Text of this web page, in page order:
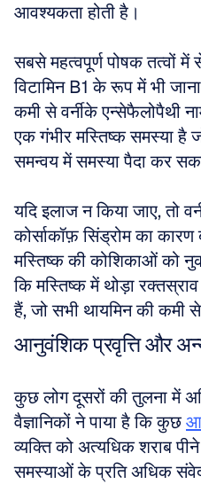
आवश्यकता होती है।
सबसे महत्वपूर्ण पोषक तत्वों
विटामिन B1 के रूप में भी
कमी से वर्नीके एन्सेफैलोपैथी
एक गंभीर मस्तिष्क समस्या
समन्वय में समस्या पैदा कर
यदि इलाज न किया जाए, तो
कोर्साकॉफ़ सिंड्रोम का
मस्तिष्क की कोशिकाओं को
कि मस्तिष्क में थोड़ा
हैं, जो सभी थायमिन की कमी
आनुवंशिक प्रवृत्ति और
कुछ लोग दूसरों की तुलना में
वैज्ञानिकों ने पाया है कि कुछ
व्यक्ति को अत्यधिक शराब
समस्याओं के प्रति अधिक